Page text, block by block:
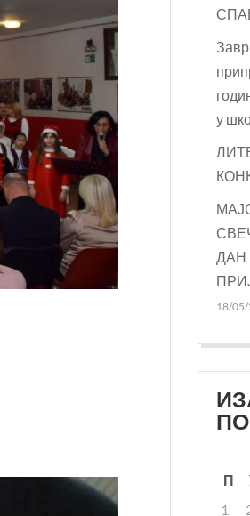
у
ДАН
18/
П
1